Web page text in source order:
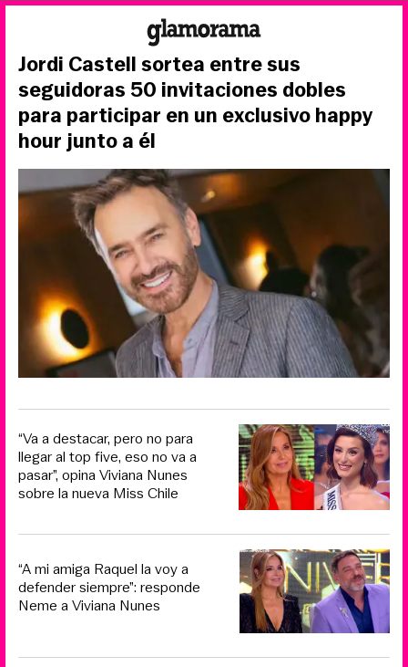
Jordi Castell sortea entre sus
seguidoras 50 invitaciones dobles
para participar en un exclusivo happy
hour junto a él
“Va a destacar, pero no para
llegar al top five, eso no va a
pasar”, opina Viviana Nunes
sobre la nueva Miss Chile
“A mi amiga Raquel la voy a
defender siempre”: responde
Neme a Viviana Nunes